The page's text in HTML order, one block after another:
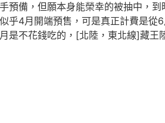
備，但願本身能榮幸的被抽中，到
4月開端預售，可是真正計費是從
是不花錢吃的，[北陸，東北線]藏王